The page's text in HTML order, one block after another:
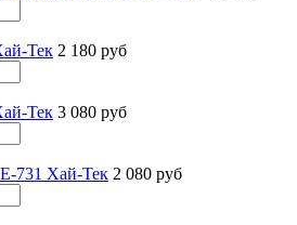
Тек 2 180 руб
Тек 3 080 руб
731 Хай-Тек 2 080 руб